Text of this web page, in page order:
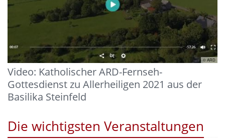
© ARD
Video: Katholischer ARD-Fernseh-
Gottesdienst zu Allerheiligen 2021 aus der
Basilika Steinfeld
Die wichtigsten Veranstaltungen